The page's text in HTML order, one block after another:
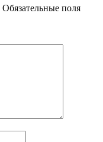
Обязательные поля